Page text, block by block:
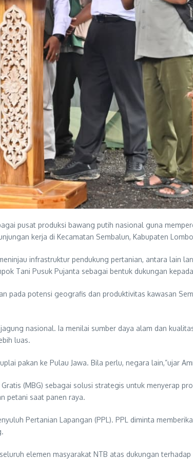
pusat produksi bawang putih nasional guna
kerja di Kecamatan Sembalun, Kabupaten
infrastruktur pendukung pertanian, antara lain
Tani Pusuk Pujanta sebagai bentuk dukungan
pada potensi geografis dan produktivitas kawasan
nasional. Ia menilai sumber daya alam dan
luas.
pakan ke Pulau Jawa. Bila perlu, negara lain,”ujar
(MBG) sebagai solusi strategis untuk menyerap
petani saat panen raya.
Pertanian Lapangan (PPL). PPL diminta
elemen masyarakat NTB atas dukungan